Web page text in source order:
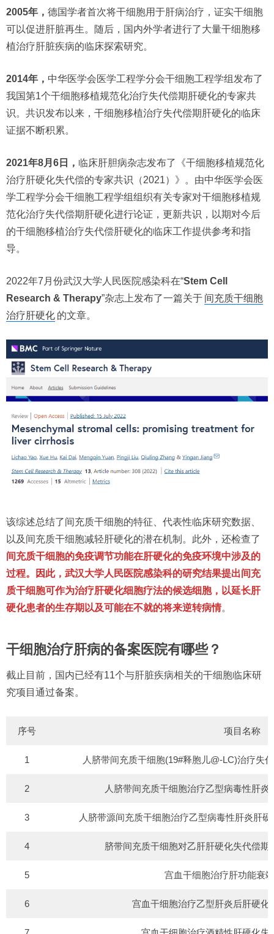
2005年， 德国学者首次将干细胞用于肝病治疗，证实干细胞
可以促进肝脏再生。随后，国内外学者进行了大量干细胞移
植治疗肝脏疾病的临床探索研究。
2014年， 中华医学会医学工程学分会干细胞工程学组发布了
我国第1个干细胞移植规范化治疗失代偿期肝硬化的专家共
识。共识发布以来，干细胞移植治疗失代偿期肝硬化的临床
证据不断积累。
2021年8月6日， 临床肝胆病杂志发布了《干细胞移植规范化
治疗肝硬化失代偿的专家共识（2021）》。由中华医学会医
学工程学分会干细胞工程学组组织有关专家对干细胞移植规
范化治疗失代偿期肝硬化进行论证，更新共识，以期对今后
的干细胞移植治疗失代偿肝硬化的临床工作提供参考和指
导。
2022年7月份武汉大学人民医院感染科在“Stem Cell
Research & Therapy”杂志上发布了一篇关于 间充质干细胞
治疗肝硬化 的文章。
该综述总结了间充质干细胞的特征、代表性临床研究数据、
以及间充质干细胞减轻肝硬化的潜在机制。此外，还检查了
间充质干细胞的免疫调节功能在肝硬化的免疫环境中涉及的
过程。因此，武汉大学人民医院感染科的研究结果提出间充
质干细胞可作为治疗肝硬化细胞疗法的候选细胞，以延长肝
硬化患者的生存期以及可能在不就的将来逆转病情。
干细胞治疗肝病的备案医院有哪些？
截止目前，国内已经有11个与肝脏疾病相关的干细胞临床研
究项目通过备案。
序号 项目名称
1 人脐带间充质干细胞(19#释胞儿@-LC)治疗失
2 人脐带间充质干细胞治疗乙型病毒性肝
3 人脐带源间充质干细胞治疗乙型病毒性肝炎肝
4 脐带间充质干细胞对乙肝肝硬化失代偿
5 宫血干细胞治疗肝功能衰
6 宫血干细胞治疗乙型肝炎后肝硬化